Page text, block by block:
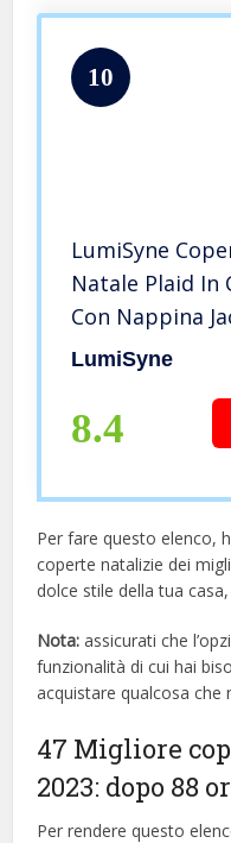
10
LumiSyne
Natale Plaid In
Con Nappina
Natalizio
Campeggio
180x130cm
LumiSyne
8.4
Per fare questo elenco,
coperte natalizie dei
dolce stile della tua
Nota: assicurati che
funzionalità di cui hai
acquistare qualcosa che
47 Migliore
2023: dopo 88
Per rendere questo